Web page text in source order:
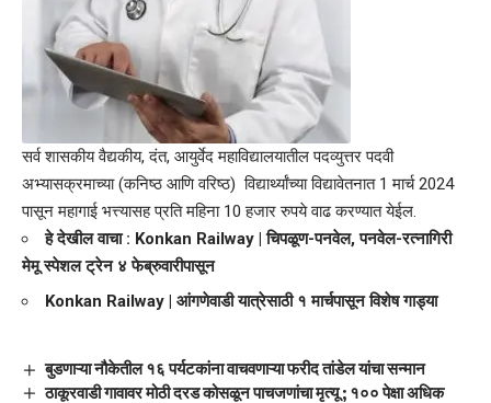
सर्व शासकीय वैद्यकीय, दंत, आयुर्वेद महाविद्यालयातील पदव्युत्तर पदवी
अभ्यासक्रमाच्या (कनिष्ठ आणि वरिष्ठ) विद्यार्थ्यांच्या विद्यावेतनात 1 मार्च 2024
पासून महागाई भत्त्यासह प्रति महिना 10 हजार रुपये वाढ करण्यात येईल.
हे देखील वाचा : Konkan Railway | चिपळूण-पनवेल, पनवेल-रत्नागिरी
मेमू स्पेशल ट्रेन ४ फेब्रुवारीपासून
Konkan Railway | आंगणेवाडी यात्रेसाठी १ मार्चपासून विशेष गाड्या
बुडणाऱ्या नौकेतील १६ पर्यटकांना वाचवणाऱ्या फरीद तांडेल यांचा सन्मान
ठाकूरवाडी गावावर मोठी दरड कोसळून पाचजणांचा मृत्यू ; १०० पेक्षा अधिक